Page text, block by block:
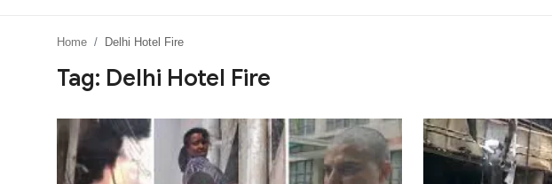
Home Delhi Hotel Fire
Tag: Delhi Hotel Fire